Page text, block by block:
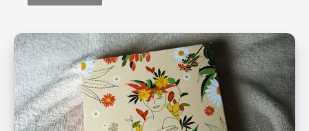
Box
Vitaminée”
–
Avril
2024